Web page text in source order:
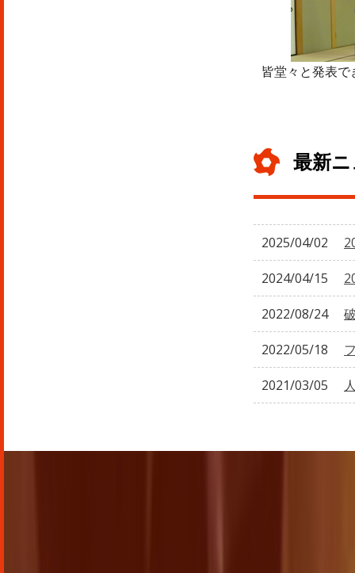
皆堂々と発表
最新
2025/04/02
2024/04/15
2022/08/24
2022/05/18
2021/03/05